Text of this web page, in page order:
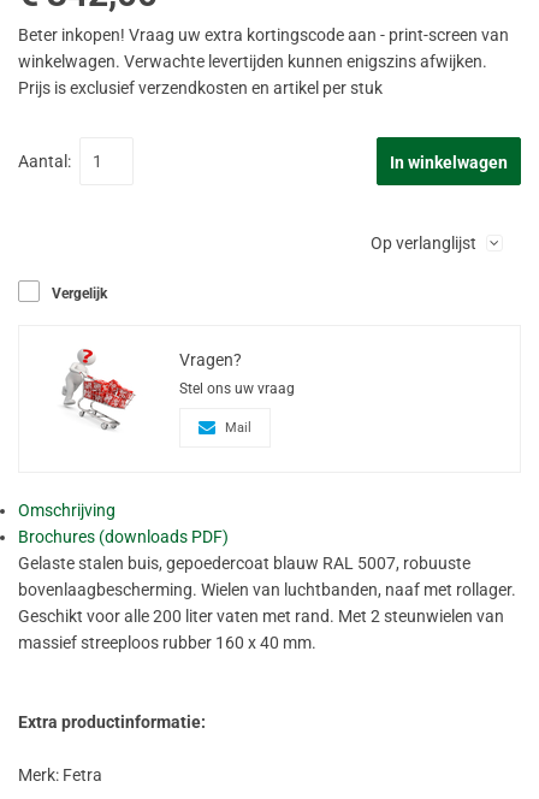
Beter inkopen! Vraag uw extra kortingscode aan - print-screen van
winkelwagen. Verwachte levertijden kunnen enigszins afwijken.
Prijs is exclusief verzendkosten en artikel per stuk
Aantal: In winkelwagen
Op verlanglijst
Vergelijk
Vragen?
Stel ons uw vraag
Mail
Omschrijving
Brochures (downloads PDF)
Gelaste stalen buis, gepoedercoat blauw RAL 5007, robuuste
bovenlaagbescherming. Wielen van luchtbanden, naaf met rollager.
Geschikt voor alle 200 liter vaten met rand. Met 2 steunwielen van
massief streeploos rubber 160 x 40 mm.
Extra productinformatie:
Merk: Fetra